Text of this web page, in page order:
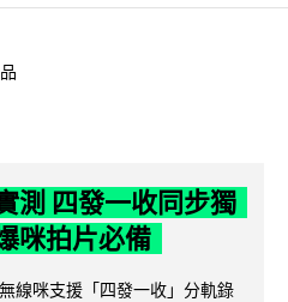
測 四發一收同步獨
咪拍片必備
線咪支援「四發一收」分軌錄